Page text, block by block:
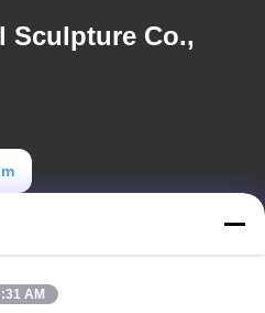
Sculpture Co.,
AM